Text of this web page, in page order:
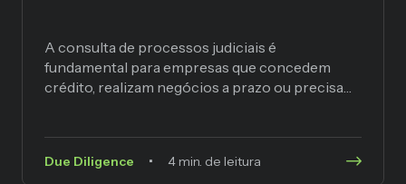
A consulta de processos judiciais é
fundamental para empresas que concedem
crédito, realizam negócios a prazo ou precisam
Due Diligence 4 min. de leitura